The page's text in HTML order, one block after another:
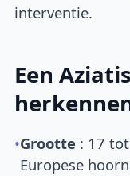
interventie.
Een
•Grootte : 17
Europese